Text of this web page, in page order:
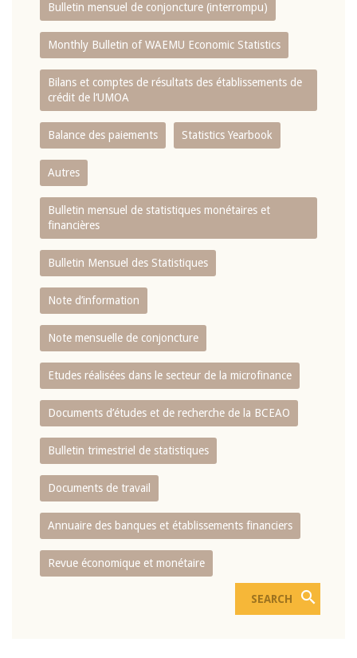
Bulletin mensuel de conjoncture (interrompu)
Monthly Bulletin of WAEMU Economic Statistics
Bilans et comptes de résultats des établissements de
crédit de l‘UMOA
Balance des paiements Statistics Yearbook
Autres
Bulletin mensuel de statistiques monétaires et
financières
Bulletin Mensuel des Statistiques
Note d’information
Note mensuelle de conjoncture
Etudes réalisées dans le secteur de la microfinance
Documents d’études et de recherche de la BCEAO
Bulletin trimestriel de statistiques
Documents de travail
Annuaire des banques et établissements financiers
Revue économique et monétaire